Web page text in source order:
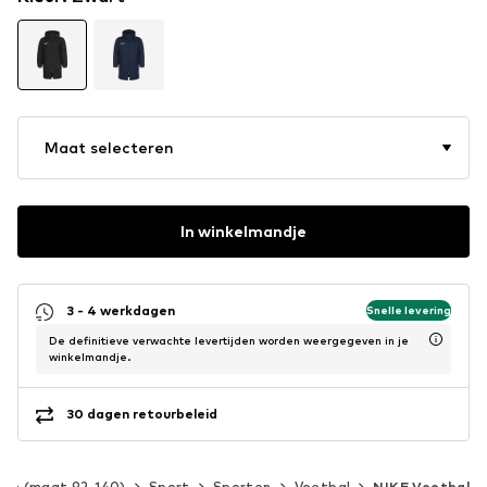
Maat selecteren
In winkelmandje
3 - 4 werkdagen Snelle levering
De definitieve verwachte levertijden worden weergegeven in je
winkelmandje.
30 dagen retourbeleid